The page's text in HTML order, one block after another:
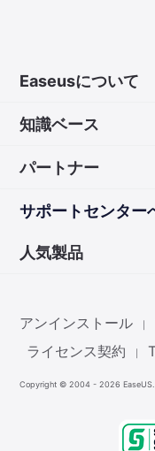
Easeusについて
お問い合わせ
知識ベース
Mac アプリ ストア
パートナー
サポートセンター
人気製品
Partition Master
アンインストール
ライセンス契約
Copyright ©2004 - 2026